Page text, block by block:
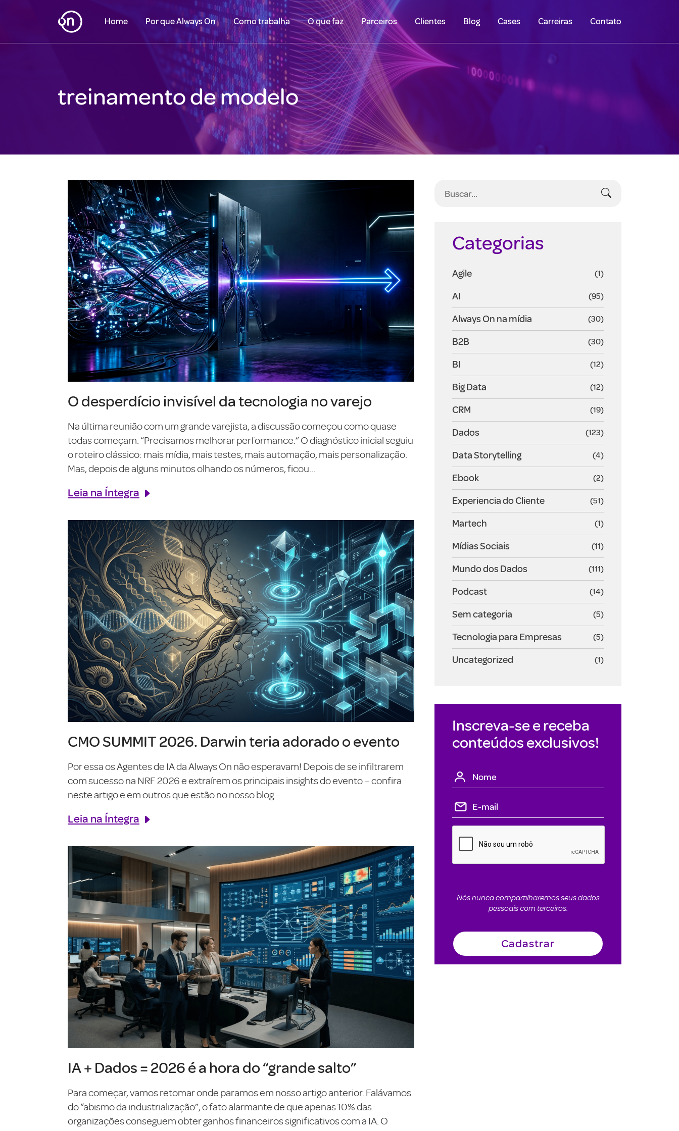
Home Por que Always On Como trabalha O que faz Parceiros Clientes Blog Cases Carreiras Contato
treinamento de modelo
O desperdício invisível da tecnologia no varejo
Na última reunião com um grande varejista, a discussão começou como quase
todas começam. “Precisamos melhorar performance.” O diagnóstico inicial seguiu
o roteiro clássico: mais mídia, mais testes, mais automação, mais personalização.
Mas, depois de alguns minutos olhando os números, ficou...
Leia na Íntegra
CMO SUMMIT 2026. Darwin teria adorado o evento
Por essa os Agentes de IA da Always On não esperavam! Depois de se infiltrarem
com sucesso na NRF 2026 e extraírem os principais insights do evento – confira
neste artigo e em outros que estão no nosso blog –...
Leia na Íntegra
IA + Dados = 2026 é a hora do “grande salto”
Para começar, vamos retomar onde paramos em nosso artigo anterior. Falávamos
do “abismo da industrialização”, o fato alarmante de que apenas 10% das
organizações conseguem obter ganhos financeiros significativos com a IA. O
Categorias
Agile (1)
AI (95)
Always On na mídia (30)
B2B (30)
BI (12)
Big Data (12)
CRM (19)
Dados (123)
Data Storytelling (4)
Ebook (2)
Experiencia do Cliente (51)
Martech (1)
Mídias Sociais (11)
Mundo dos Dados (111)
Podcast (14)
Sem categoria (5)
Tecnologia para Empresas (5)
Uncategorized (1)
Inscreva-se e receba
conteúdos exclusivos!
Nós nunca compartilharemos seus dados
pessoais com terceiros.